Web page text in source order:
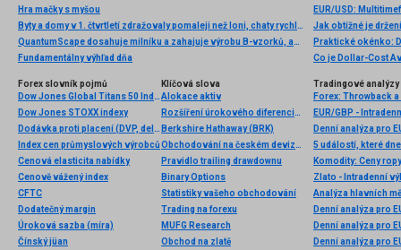
Hra mačky s myšou
Byty a domy v 1. čtvrtletí zdražovaly pomaleji než loni, chaty rychleji
QuantumScape dosahuje milníku a zahajuje výrobu B-vzorků, akcie stoupají
Fundamentálny výhľad dňa
EUR/USD:
Jak obtížné je
Praktické okénko:
Co je Dollar-Cost
Forex slovník pojmů
Dow Jones Global Titans 50 Index
Dow Jones STOXX indexy
Dodávka proti placení (DVP, delivery versus payment)
Index cen průmyslových výrobců
Cenová elasticita nabídky
Cenově vážený index
CFTC
Dodatečný margin
Úroková sazba (míra)
Čínský jüan
Klíčová slova
Alokace aktiv
Rozšíření úrokového diferenciálu
Berkshire Hathaway (BRK)
Obchodování na českém devizovém trhu
Pravidlo trailing drawdownu
Binary Options
Statistiky vašeho obchodování
Trading na forexu
MUFG Research
Obchod na zlatě
Tradingové analýzy
Forex: Throwback
EUR/GBP -
Denní analýza pro
5 událostí, které
Komodity: Ceny
Zlato - Intradenní
Analýza hlavních
Denní analýza pro
Denní analýza pro
Denní analýza pro